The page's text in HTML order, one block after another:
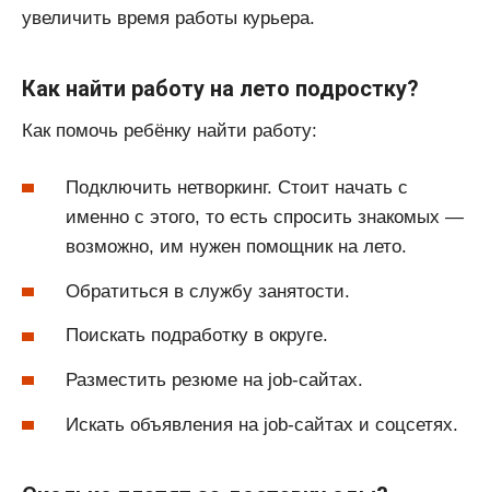
увеличить время работы курьера.
Как найти работу на лето подростку?
Как помочь ребёнку найти работу:
Подключить нетворкинг. Стоит начать с
именно с этого, то есть спросить знакомых —
возможно, им нужен помощник на лето.
Обратиться в службу занятости.
Поискать подработку в округе.
Разместить резюме на job-сайтах.
Искать объявления на job-сайтах и соцсетях.